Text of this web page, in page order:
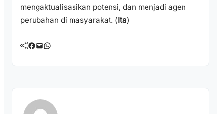
mengaktualisasikan potensi, dan menjadi agen
perubahan di masyarakat. (Ita)
Facebook Mail WhatsApp